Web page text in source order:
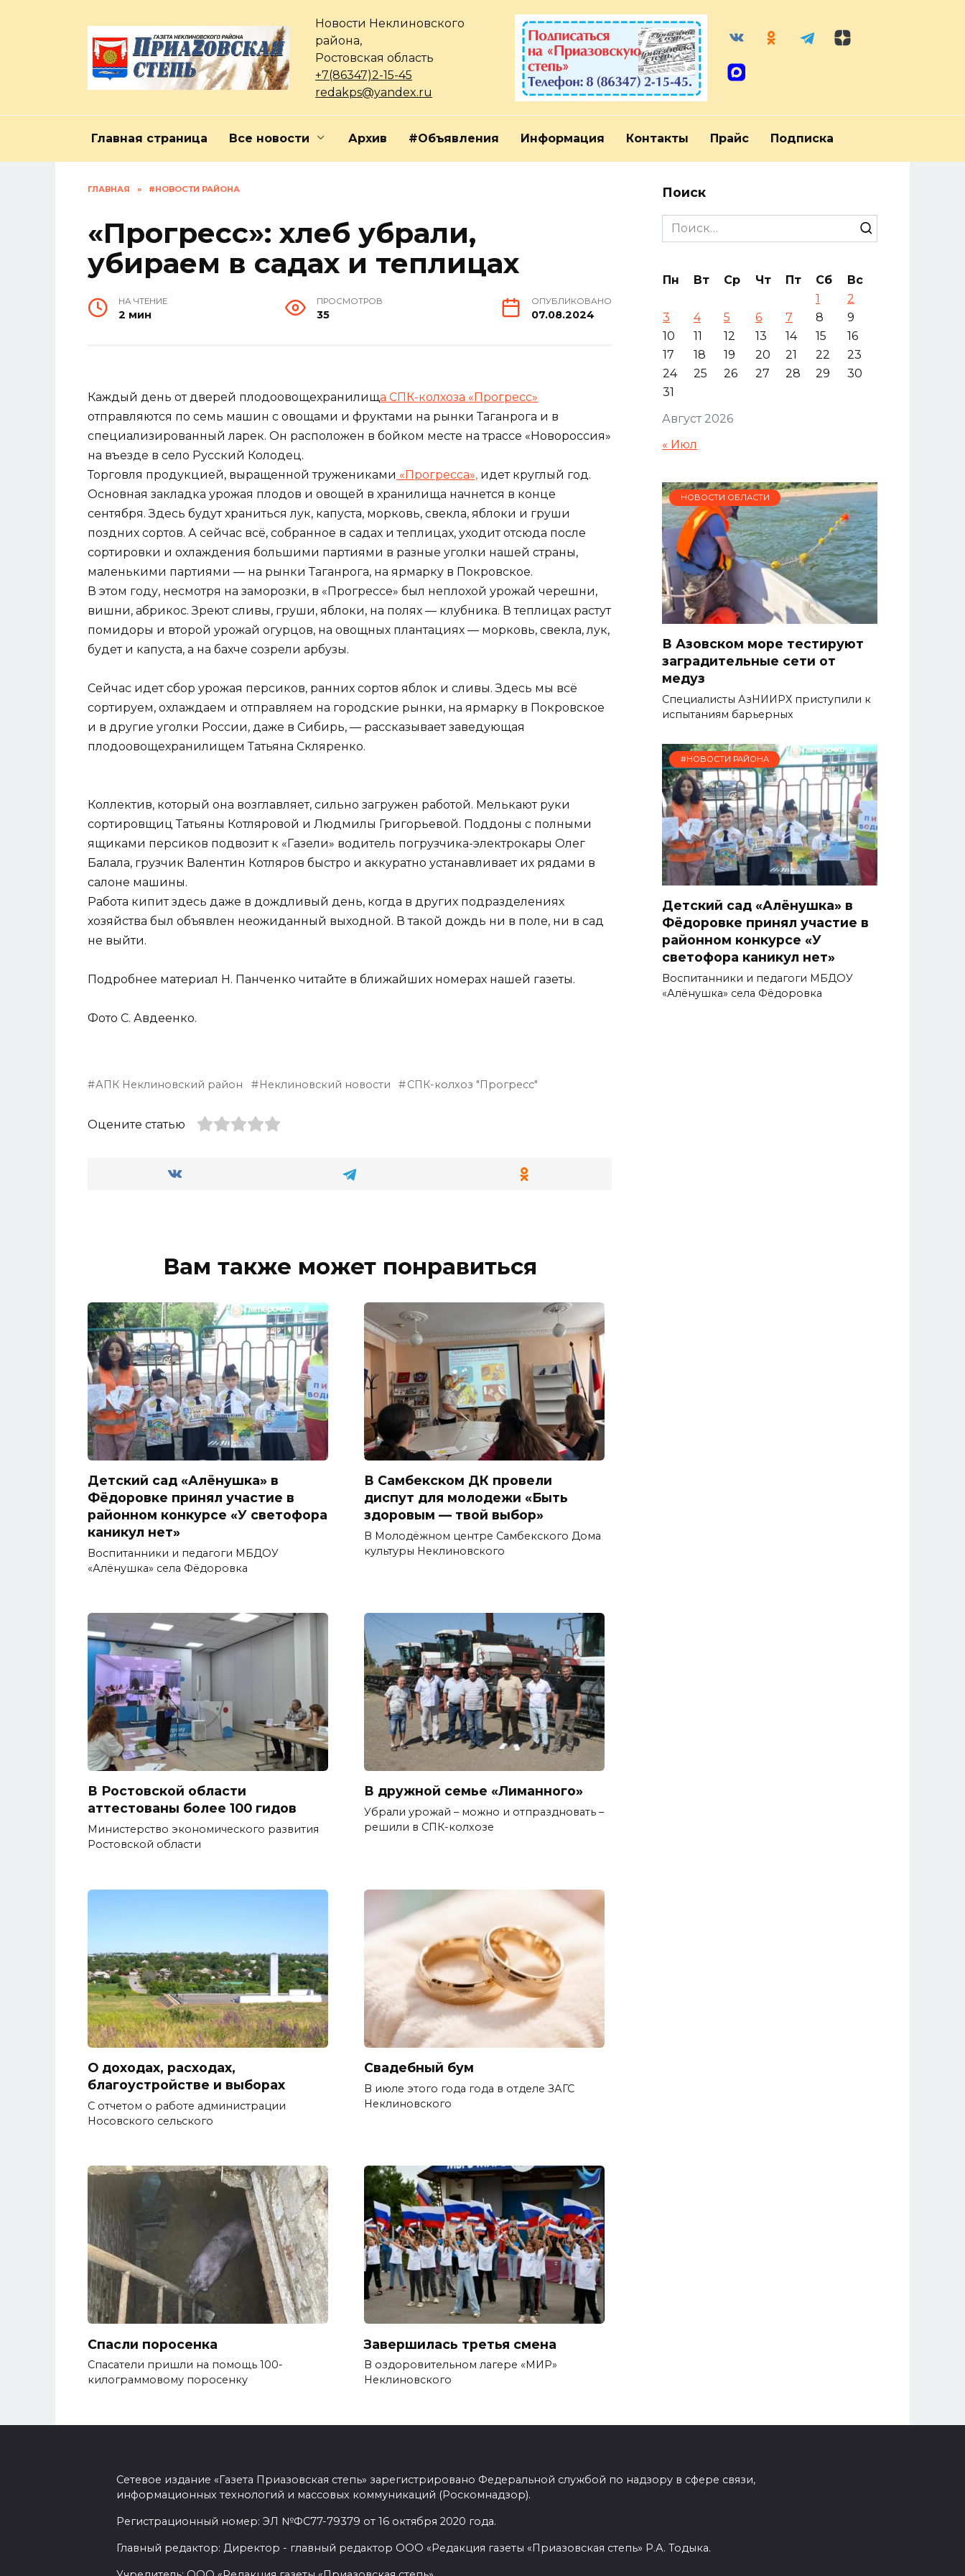
Новости Неклиновского
района,
Ростовская область
+7(86347)2-15-45
redakps@yandex.ru
Главная страница Все новости Архив #Объявления Информация Контакты Прайс Подписка
ГЛАВНАЯ » #НОВОСТИ РАЙОНА
«Прогресс»: хлеб убрали,
убираем в садах и теплицах
НА ЧТЕНИЕ
2 мин
ПРОСМОТРОВ
35
ОПУБЛИКОВАНО
07.08.2024
Каждый день от дверей плодоовощехранилища СПК-колхоза «Прогресс»
отправляются по семь машин с овощами и фруктами на рынки Таганрога и в
специализированный ларек. Он расположен в бойком месте на трассе «Новороссия»
на въезде в село Русский Колодец.
Торговля продукцией, выращенной тружениками «Прогресса», идет круглый год.
Основная закладка урожая плодов и овощей в хранилища начнется в конце
сентября. Здесь будут храниться лук, капуста, морковь, свекла, яблоки и груши
поздних сортов. А сейчас всё, собранное в садах и теплицах, уходит отсюда после
сортировки и охлаждения большими партиями в разные уголки нашей страны,
маленькими партиями — на рынки Таганрога, на ярмарку в Покровское.
В этом году, несмотря на заморозки, в «Прогрессе» был неплохой урожай черешни,
вишни, абрикос. Зреют сливы, груши, яблоки, на полях — клубника. В теплицах растут
помидоры и второй урожай огурцов, на овощных плантациях — морковь, свекла, лук,
будет и капуста, а на бахче созрели арбузы.
Сейчас идет сбор урожая персиков, ранних сортов яблок и сливы. Здесь мы всё
сортируем, охлаждаем и отправляем на городские рынки, на ярмарку в Покровское
и в другие уголки России, даже в Сибирь, — рассказывает заведующая
плодоовощехранилищем Татьяна Скляренко.
Коллектив, который она возглавляет, сильно загружен работой. Мелькают руки
сортировщиц Татьяны Котляровой и Людмилы Григорьевой. Поддоны с полными
ящиками персиков подвозит к «Газели» водитель погрузчика-электрокары Олег
Балала, грузчик Валентин Котляров быстро и аккуратно устанавливает их рядами в
салоне машины.
Работа кипит здесь даже в дождливый день, когда в других подразделениях
хозяйства был объявлен неожиданный выходной. В такой дождь ни в поле, ни в сад
не выйти.
Подробнее материал Н. Панченко читайте в ближайших номерах нашей газеты.
Фото С. Авдеенко.
АПК Неклиновский район Неклиновский новости СПК-колхоз "Прогресс"
Оцените статью
Вам также может понравиться
Детский сад «Алёнушка» в
Фёдоровке принял участие в
районном конкурсе «У светофора
каникул нет»
Воспитанники и педагоги МБДОУ
«Алёнушка» села Фёдоровка
В Самбекском ДК провели
диспут для молодежи «Быть
здоровым — твой выбор»
В Молодёжном центре Самбекского Дома
культуры Неклиновского
В Ростовской области
аттестованы более 100 гидов
Министерство экономического развития
Ростовской области
В дружной семье «Лиманного»
Убрали урожай – можно и отпраздновать –
решили в СПК-колхозе
О доходах, расходах,
благоустройстве и выборах
С отчетом о работе администрации
Носовского сельского
Свадебный бум
В июле этого года года в отделе ЗАГС
Неклиновского
Спасли поросенка
Спасатели пришли на помощь 100-
килограммовому поросенку
Завершилась третья смена
В оздоровительном лагере «МИР»
Неклиновского
Поиск
Search
for:
Август 2026
Пн Вт Ср Чт Пт Сб
Вс
1
2
3
4 5 6 7 8
9
10
11 12 13 14 15
16
17
18 19 20 21 22
23
24
25 26 27 28 29
30
31
« Июл
НОВОСТИ ОБЛАСТИ
В Азовском море тестируют
заградительные сети от
медуз
Специалисты АзНИИРХ приступили к
испытаниям барьерных
#НОВОСТИ РАЙОНА
Детский сад «Алёнушка» в
Фёдоровке принял участие в
районном конкурсе «У
светофора каникул нет»
Воспитанники и педагоги МБДОУ
«Алёнушка» села Фёдоровка
Сетевое издание «Газета Приазовская степь» зарегистрировано Федеральной службой по надзору в сфере связи,
информационных технологий и массовых коммуникаций (Роскомнадзор).
Регистрационный номер: ЭЛ №ФС77-79379 от 16 октября 2020 года.
Главный редактор: Директор - главный редактор ООО «Редакция газеты «Приазовская степь» Р.А. Тодыка.